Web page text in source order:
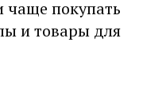
чаще покупать
и товары для